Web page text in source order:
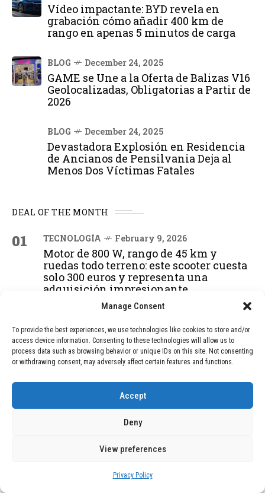
Manage Consent
To provide the best experiences, we use technologies like cookies to store and/or
access device information. Consenting to these technologies will allow us to
process data such as browsing behavior or unique IDs on this site. Not consenting
or withdrawing consent, may adversely affect certain features and functions.
Accept
Deny
View preferences
Privacy Policy
Vídeo impactante: BYD revela en
grabación cómo añadir 400 km de
rango en apenas 5 minutos de carga
BLOG December 24, 2025
GAME se Une a la Oferta de Balizas V16
Geolocalizadas, Obligatorias a Partir de
2026
BLOG December 24, 2025
Devastadora Explosión en Residencia
de Ancianos de Pensilvania Deja al
Menos Dos Víctimas Fatales
DEAL OF THE MONTH
01 TECNOLOGÍA February 9, 2026
Motor de 800 W, rango de 45 km y
ruedas todo terreno: este scooter cuesta
solo 300 euros y representa una
adquisición impresionante
02 TECNOLOGÍA December 24, 2025
Vídeo impactante: BYD revela en
grabación cómo añadir 400 km de rango
en apenas 5 minutos de carga
03 BLOG December 24, 2025
GAME se Une a la Oferta de Balizas V16